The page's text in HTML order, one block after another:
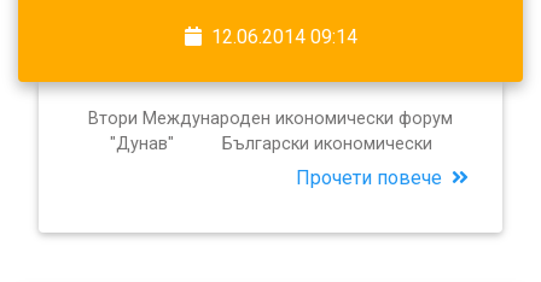
12.06.2014 09:14
Втори Международен икономически форум
"Дунав" Български икономически
Прочети повече